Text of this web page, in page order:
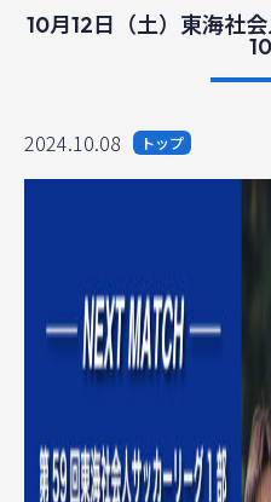
10月12日（土）東海社
2024.10.08 トップ